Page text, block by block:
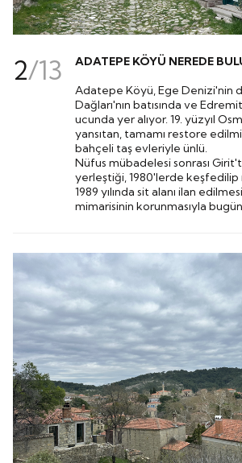
2/13
ADATEPE KÖYÜ NEREDE
Adatepe Köyü, Ege Denizi'nin
Dağları'nın batısında ve
ucunda yer alıyor. 19. yüzyıl
yansıtan, tamamı restore
bahçeli taş evleriyle ünlü.
Nüfus mübadelesi sonrası
yerleştiği, 1980'lerde
1989 yılında sit alanı ilan
mimarisinin korunmasıyla